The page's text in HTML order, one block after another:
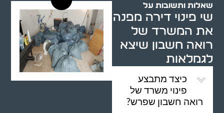
שאלות ותשובות על
שי פינוי דירה מפנה
את המשרד של
רואה חשבון שיצא
לגמלאות
כיצד מתבצע
פינוי משרד של
רואה חשבון שפרש?